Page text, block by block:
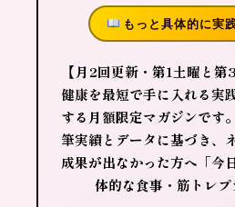
もっと具体的に実
【月2回更新・第1土曜と第
健康を最短で手に入れる実
する月額限定マガジンです
筆実績とデータに基づき、
成果が出なかった方へ「今
体的な食事・筋トレプ